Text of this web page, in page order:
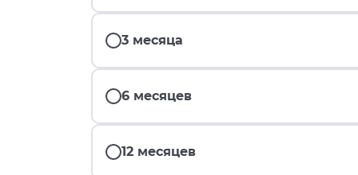
3 месяца
6 месяцев
12 месяцев